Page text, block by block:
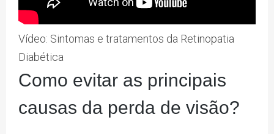
Vídeo: Sintomas e tratamentos da Retinopatia
Diabética
Como evitar as principais
causas da perda de visão?